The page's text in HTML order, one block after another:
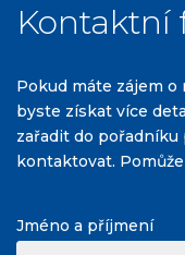
Pokud máte zájem
byste získat více
zařadit do
kontaktovat.
Jméno a příjmení